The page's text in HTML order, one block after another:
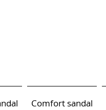
Comfort sandal